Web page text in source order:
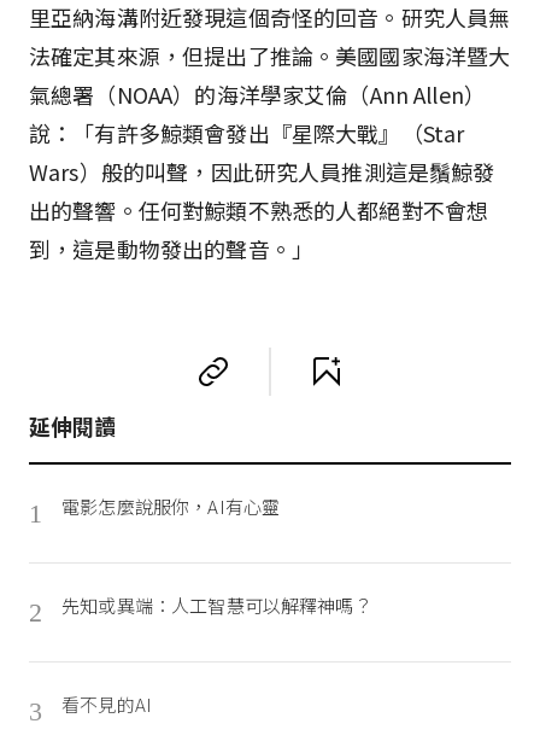
里亞納海溝附近發現這個奇怪的回音。研究人員無
法確定其來源，但提出了推論。美國國家海洋暨大
氣總署（NOAA）的海洋學家艾倫（Ann Allen）
說：「有許多鯨類會發出『星際大戰』（Star
Wars）般的叫聲，因此研究人員推測這是鬚鯨發
出的聲響。任何對鯨類不熟悉的人都絕對不會想
到，這是動物發出的聲音。」
延伸閱讀
1 電影怎麼說服你，AI有心靈
2 先知或異端：人工智慧可以解釋神嗎？
3 看不見的AI